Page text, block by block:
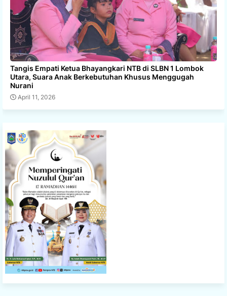
Tangis Empati Ketua Bhayangkari NTB di SLBN 1 Lombok
Utara, Suara Anak Berkebutuhan Khusus Menggugah
Nurani
April 11, 2026